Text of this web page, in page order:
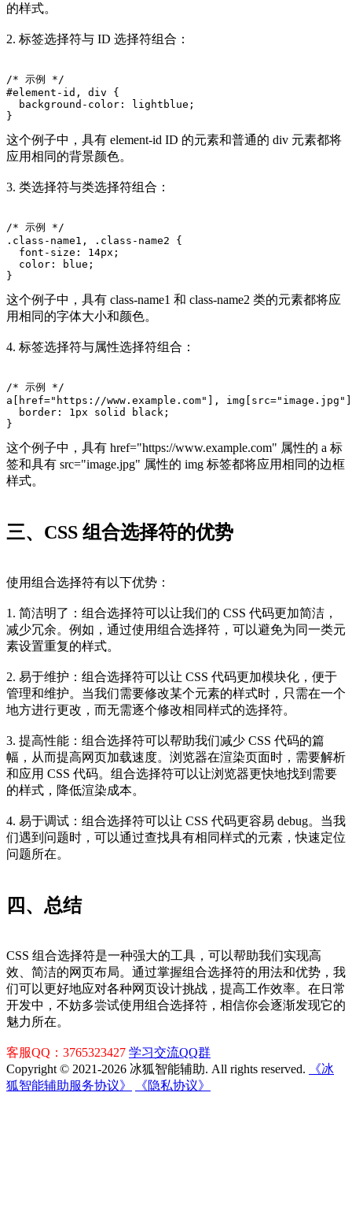
的样式。
2. 标签选择符与 ID 选择符组合：
/* 示例 */
#element-id, div {
  background-color: lightblue;
}
这个例子中，具有 element-id ID 的元素和普通的 div 元素都将
应用相同的背景颜色。
3. 类选择符与类选择符组合：
/* 示例 */
.class-name1, .class-name2 {
  font-size: 14px;
  color: blue;
}
这个例子中，具有 class-name1 和 class-name2 类的元素都将应
用相同的字体大小和颜色。
4. 标签选择符与属性选择符组合：
/* 示例 */
a[href="https://www.example.com"],
  border: 1px solid black;
}
这个例子中，具有 href="https://www.example.com" 属性的 a 标
签和具有 src="image.jpg" 属性的 img 标签都将应用相同的边框
样式。
三、CSS 组合选择符的优势
使用组合选择符有以下优势：
1. 简洁明了：组合选择符可以让我们的 CSS 代码更加简洁，
减少冗余。例如，通过使用组合选择符，可以避免为同一类元
素设置重复的样式。
2. 易于维护：组合选择符可以让 CSS 代码更加模块化，便于
管理和维护。当我们需要修改某个元素的样式时，只需在一个
地方进行更改，而无需逐个修改相同样式的选择符。
3. 提高性能：组合选择符可以帮助我们减少 CSS 代码的篇
幅，从而提高网页加载速度。浏览器在渲染页面时，需要解析
和应用 CSS 代码。组合选择符可以让浏览器更快地找到需要
的样式，降低渲染成本。
4. 易于调试：组合选择符可以让 CSS 代码更容易 debug。当我
们遇到问题时，可以通过查找具有相同样式的元素，快速定位
问题所在。
四、总结
CSS 组合选择符是一种强大的工具，可以帮助我们实现高
效、简洁的网页布局。通过掌握组合选择符的用法和优势，我
们可以更好地应对各种网页设计挑战，提高工作效率。在日常
开发中，不妨多尝试使用组合选择符，相信你会逐渐发现它的
魅力所在。
客服QQ：3765323427 学习交流QQ群
Copyright © 2021-2026 冰狐智能辅助. All rights reserved.
《冰
狐智能辅助服务协议》
《隐私协议》